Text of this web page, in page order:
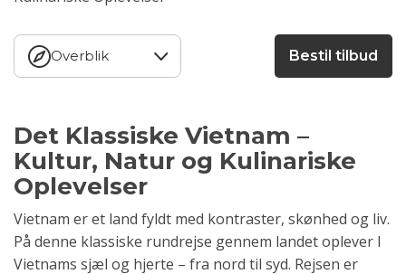
Overblik Bestil tilbud
Det Klassiske Vietnam –
Kultur, Natur og Kulinariske
Oplevelser
Vietnam er et land fyldt med kontraster, skønhed og liv.
På denne klassiske rundrejse gennem landet oplever I
Vietnams sjæl og hjerte – fra nord til syd. Rejsen er